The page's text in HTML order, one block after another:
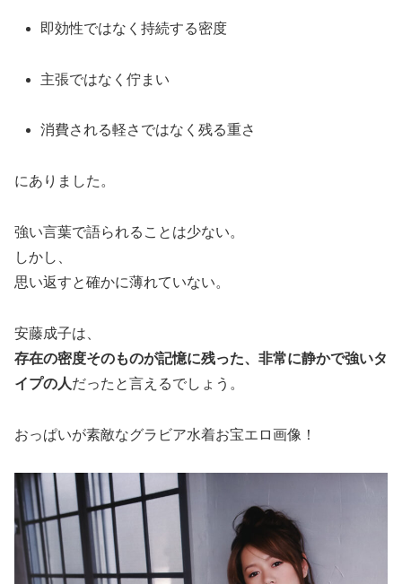
即効性ではなく持続する密度
主張ではなく佇まい
消費される軽さではなく残る重さ
にありました。
強い言葉で語られることは少ない。
しかし、
思い返すと確かに薄れていない。
安藤成子は、
存在の密度そのものが記憶に残った、非常に静かで強いタ
イプの人だったと言えるでしょう。
おっぱいが素敵なグラビア水着お宝エロ画像！